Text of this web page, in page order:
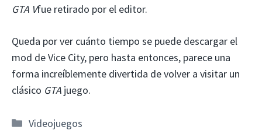
GTA Vfue retirado por el editor.
Queda por ver cuánto tiempo se puede descargar el
mod de Vice City, pero hasta entonces, parece una
forma increíblemente divertida de volver a visitar un
clásico GTA juego.
Categorías
Videojuegos